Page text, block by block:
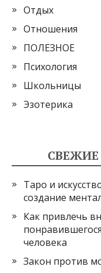
Отдых
Отношения
ПОЛЕЗНОЕ
Психология
Школьницы
Эзотерика
Таро и
создание
Как привлечь
человека
Закон против